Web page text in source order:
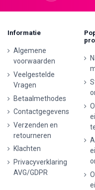
Informatie
Algemene
voorwaarden
Veelgestelde
Vragen
Betaalmethodes
Contactgegevens
Verzenden en
retourneren
Klachten
Privacyverklaring
AVG/GDPR